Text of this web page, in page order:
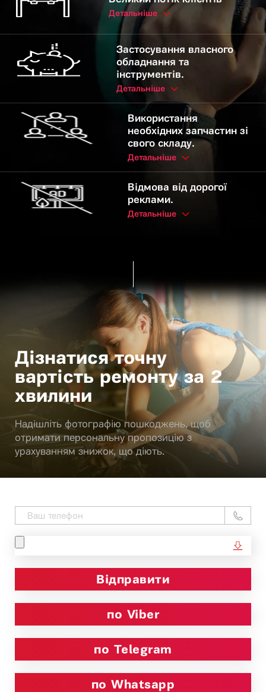
Детальніше
Застосування власного
обладнання та
інструментів.
Детальніше
Використання
необхідних запчастин зі
свого складу.
Детальніше
Відмова від дорогої
реклами.
Детальніше
Дізнатися точну
вартість ремонту за 2
хвилини
Надішліть фотографію пошкоджень, щоб
отримати персональну пропозицію з
урахуванням знижок, що діють.
по Viber
по Telegram
по Whatsapp